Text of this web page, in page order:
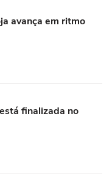
avança em ritmo
finalizada no